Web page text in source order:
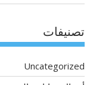
تصنيفات
Uncategorized